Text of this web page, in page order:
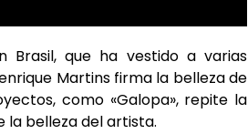
Brasil, que ha vestido a varias
Martins firma la belleza de
como «Galopa», repite la
la belleza del artista.